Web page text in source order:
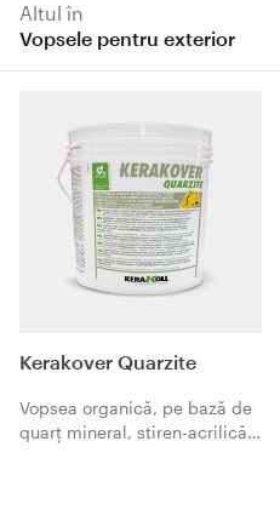
Altul în
Vopsele pentru exterior
Kerakover Quarzite
Vopsea organică, pe bază de
quarț mineral, stiren-acrilică